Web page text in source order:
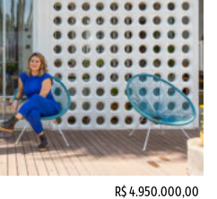
R$ 4.950.000,00